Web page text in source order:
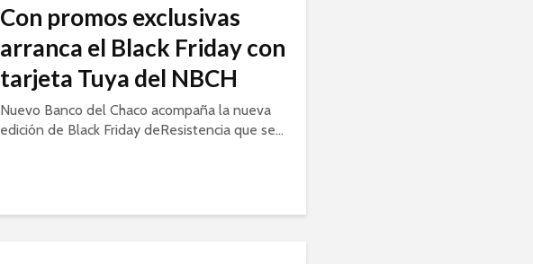
Con promos exclusivas
arranca el Black Friday con
tarjeta Tuya del NBCH
Nuevo Banco del Chaco acompaña la nueva
edición de Black Friday deResistencia que se...